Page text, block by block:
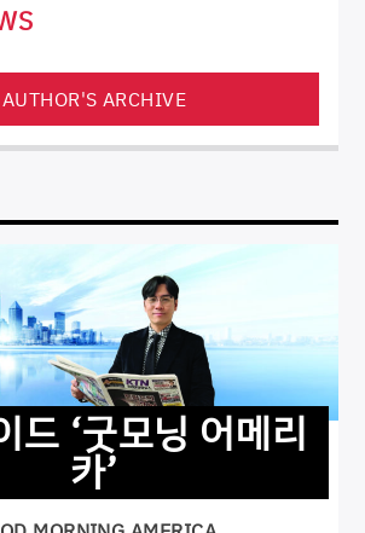
AUTHOR'S ARCHIVE
드 ‘굿모닝 어메리
카’